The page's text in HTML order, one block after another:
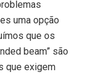
uma opção
que os
beam” são
que exigem